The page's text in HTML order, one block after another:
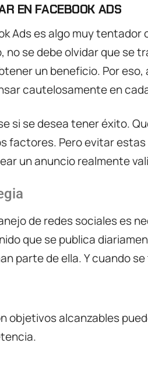
EN FACEBOOK ADS
Ads es algo muy tentador
se debe olvidar que se
un beneficio. Por eso,
cautelosamente en
si se desea tener éxito.
factores. Pero evitar
un anuncio realmente
de redes sociales es
que se publica
parte de ella. Y cuando
objetivos alcanzables